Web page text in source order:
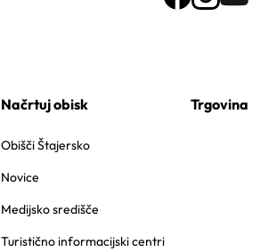
Načrtuj obisk
Obišči Štajersko
Novice
Medijsko središče
Turistično informacijski centri
Trgovina